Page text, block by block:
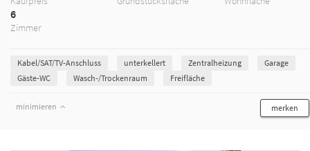
Zimmer
6
Kabel/SAT/TV-Anschluss unterkellert Zentralheizung
Garage
Gäste-WC
Wasch-/Trockenraum Freifläche
minimieren merken